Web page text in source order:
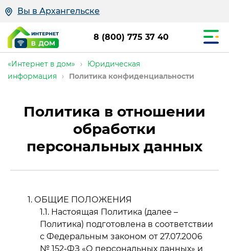
Вы в Архангельске
8 (800) 775 37 40
«Интернет в дом» ›
Юридическая
информация
› Политика конфиденциальности
Политика в отношении
обработки
персональных данных
ОБЩИЕ ПОЛОЖЕНИЯ
Настоящая Политика (далее –
Политика) подготовлена в соответствии
с Федеральным законом от 27.07.2006
№ 152-ФЗ «О персональных данных» и